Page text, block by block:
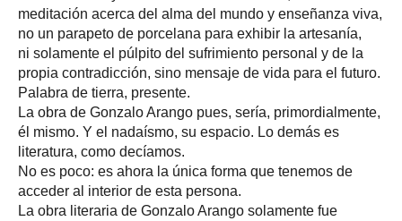
meditación acerca del alma del mundo y enseñanza viva,
no un parapeto de porcelana para exhibir la artesanía,
ni solamente el púlpito del sufrimiento personal y de la
propia contradicción, sino mensaje de vida para el futuro.
Palabra de tierra, presente.
La obra de Gonzalo Arango pues, sería, primordialmente,
él mismo. Y el nadaísmo, su espacio. Lo demás es
literatura, como decíamos.
No es poco: es ahora la única forma que tenemos de
acceder al interior de esta persona.
La obra literaria de Gonzalo Arango solamente fue